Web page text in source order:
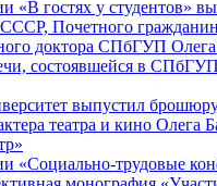
выпустил
театра и кино Олега